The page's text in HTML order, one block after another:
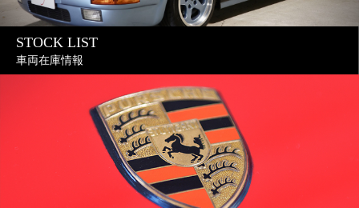
STOCK LIST
車両在庫情報